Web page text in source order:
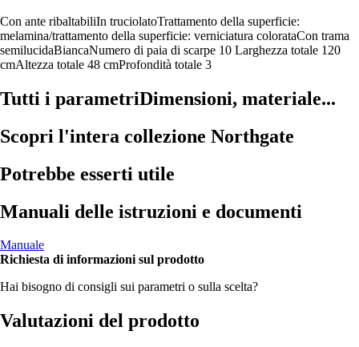
Con ante ribaltabiliIn truciolatoTrattamento della superficie:
melamina/trattamento della superficie: verniciatura colorataCon trama
semilucidaBiancaNumero di paia di scarpe 10 Larghezza totale 120
cmAltezza totale 48 cmProfondità totale 3
Tutti i parametriDimensioni, materiale...
Scopri l'intera collezione Northgate
Potrebbe esserti utile
Manuali delle istruzioni e documenti
Manuale
Richiesta di informazioni sul prodotto
Hai bisogno di consigli sui parametri o sulla scelta?
Valutazioni del prodotto